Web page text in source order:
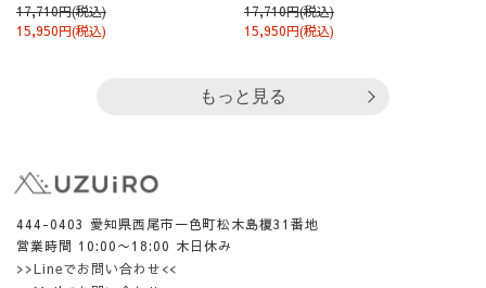
17,710円(税込)
15,950円(税込)
17,710円(税込)
15,950円(税込)
もっと見る
444-0403 愛知県西尾市一色町松木島榎31番地
営業時間 10:00〜18:00 木日休み
>>Lineでお問い合わせ<<